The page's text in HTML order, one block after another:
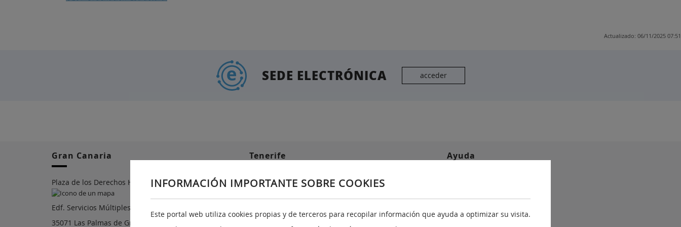
Actualizado: 06/11/2025 07:51
SEDE ELECTRÓNICA acceder
Gran Canaria
Plaza de los Derechos Humanos, n.22
Edf. Servicios Múltiples I Planta 7ª
35071 Las Palmas de Gran Canaria
Tenerife
Avda. Francisco La Roche, n.35
Edf. Servicios Múltiples I Planta 6ª
38071 Santa Cruz de Tenerife
Ayuda
Estructura Orgánica
Mapa web
INFORMACIÓN IMPORTANTE SOBRE COOKIES
Este portal web utiliza cookies propias y de terceros para recopilar información que ayuda a optimizar su visita.